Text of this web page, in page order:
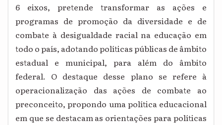
6 eixos, pretende transformar as ações e
programas de promoção da diversidade e de
combate à desigualdade racial na educação em
todo o país, adotando políticas públicas de âmbito
estadual e municipal, para além do âmbito
federal. O destaque desse plano se refere à
operacionalização das ações de combate ao
preconceito, propondo uma política educacional
em que se destacam as orientações para políticas